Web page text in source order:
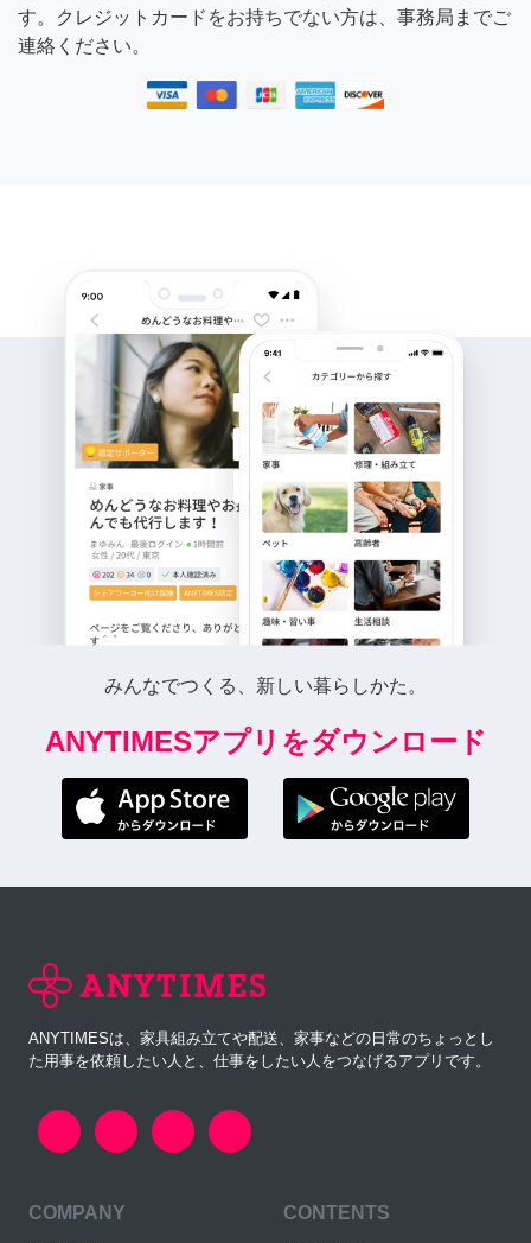
す。クレジットカードをお持ちでない方は、事務局までご
連絡ください。
みんなでつくる、新しい暮らしかた。
ANYTIMESアプリをダウンロード
ANYTIMESは、家具組み立てや配送、家事などの日常のちょっとし
た用事を依頼したい人と、仕事をしたい人をつなげるアプリです。
COMPANY CONTENTS